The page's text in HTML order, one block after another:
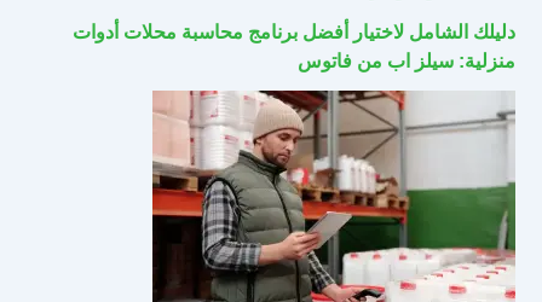
دليلك الشامل لاختيار أفضل برنامج محاسبة محلات أدوات
منزلية: سيلز اب من فاتوس